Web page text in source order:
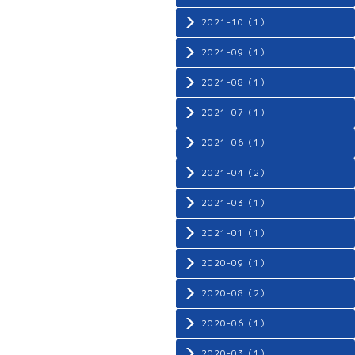
2021-10（1）
2021-09（1）
2021-08（1）
2021-07（1）
2021-06（1）
2021-04（2）
2021-03（1）
2021-01（1）
2020-09（1）
2020-08（2）
2020-06（1）